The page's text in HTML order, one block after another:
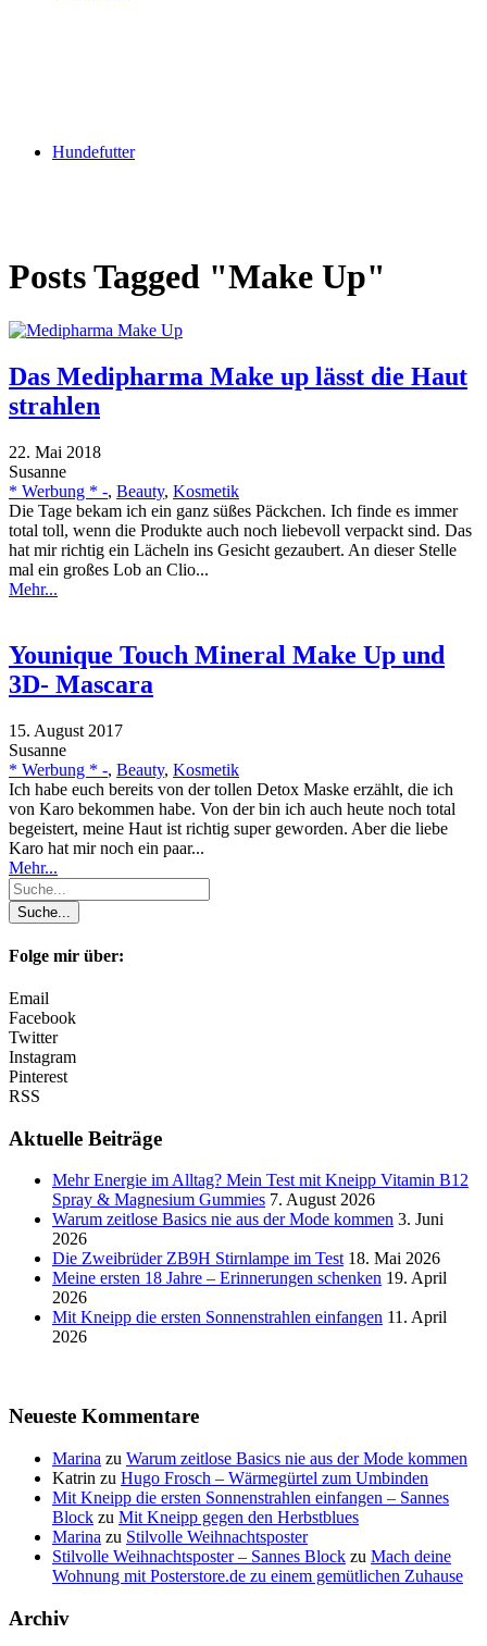
Hundefutter
Posts Tagged "Make Up"
Das Medipharma Make up lässt die Haut
strahlen
22. Mai 2018
Susanne
* Werbung * -, Beauty, Kosmetik
Die Tage bekam ich ein ganz süßes Päckchen. Ich finde es immer
total toll, wenn die Produkte auch noch liebevoll verpackt sind. Das
hat mir richtig ein Lächeln ins Gesicht gezaubert. An dieser Stelle
mal ein großes Lob an Clio...
Mehr...
Younique Touch Mineral Make Up und
3D- Mascara
15. August 2017
Susanne
* Werbung * -, Beauty, Kosmetik
Ich habe euch bereits von der tollen Detox Maske erzählt, die ich
von Karo bekommen habe. Von der bin ich auch heute noch total
begeistert, meine Haut ist richtig super geworden. Aber die liebe
Karo hat mir noch ein paar...
Mehr...
Folge mir über:
Email
Facebook
Twitter
Instagram
Pinterest
RSS
Aktuelle Beiträge
Mehr Energie im Alltag? Mein Test mit Kneipp Vitamin B12
Spray & Magnesium Gummies 7. August 2026
Warum zeitlose Basics nie aus der Mode kommen 3. Juni
2026
Die Zweibrüder ZB9H Stirnlampe im Test 18. Mai 2026
Meine ersten 18 Jahre – Erinnerungen schenken 19. April
2026
Mit Kneipp die ersten Sonnenstrahlen einfangen 11. April
2026
Neueste Kommentare
Marina zu Warum zeitlose Basics nie aus der Mode kommen
Katrin zu Hugo Frosch – Wärmegürtel zum Umbinden
Mit Kneipp die ersten Sonnenstrahlen einfangen – Sannes
Block zu Mit Kneipp gegen den Herbstblues
Marina zu Stilvolle Weihnachtsposter
Stilvolle Weihnachtsposter – Sannes Block zu Mach deine
Wohnung mit Posterstore.de zu einem gemütlichen Zuhause
Archiv